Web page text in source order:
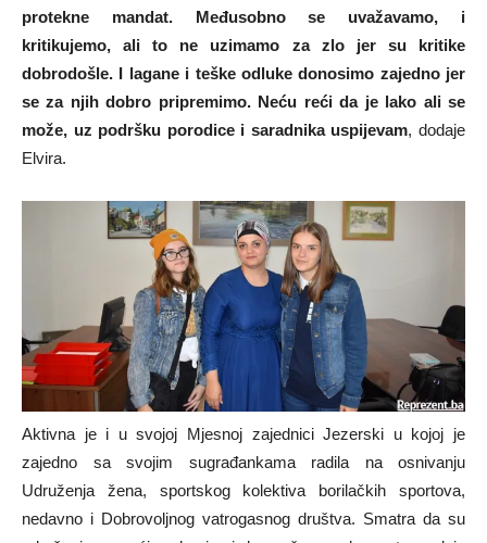
protekne mandat. Međusobno se uvažavamo, i
kritikujemo, ali to ne uzimamo za zlo jer su kritike
dobrodošle. I lagane i teške odluke donosimo zajedno jer
se za njih dobro pripremimo. Neću reći da je lako ali se
može, uz podršku porodice i saradnika uspijevam, dodaje
Elvira.
Aktivna je i u svojoj Mjesnoj zajednici Jezerski u kojoj je
zajedno sa svojim sugrađankama radila na osnivanju
Udruženja žena, sportskog kolektiva borilačkih sportova,
nedavno i Dobrovoljnog vatrogasnog društva. Smatra da su